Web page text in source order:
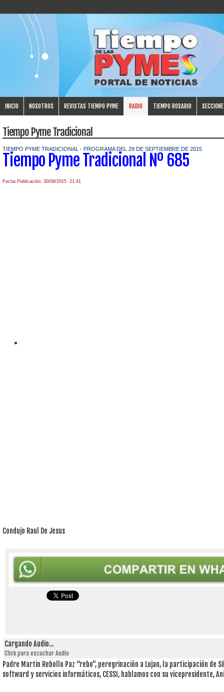
INICIO NOSOTROS REVISTAS TIEMPO PYME RADIO TIEMPO ROSARIO
Tiempo Pyme Tradicional
TIEMPO PYME TRADICIONAL - PROGRAMA DEL 29 DE SEPTIEMBRE DE 2015
Tiempo Pyme Tradicional Nº 685
Fecha Publicación: 30/09/2015 21:41
Condujo Raul De Jesus
Cargando Audio...
Click para escuchar Audio
Padre Martin Rebollo Paz “rebo”, peregrinación a Lujan, la participación de
softward y servicios informáticos, CESSI, hablamos con su vicepresidente,